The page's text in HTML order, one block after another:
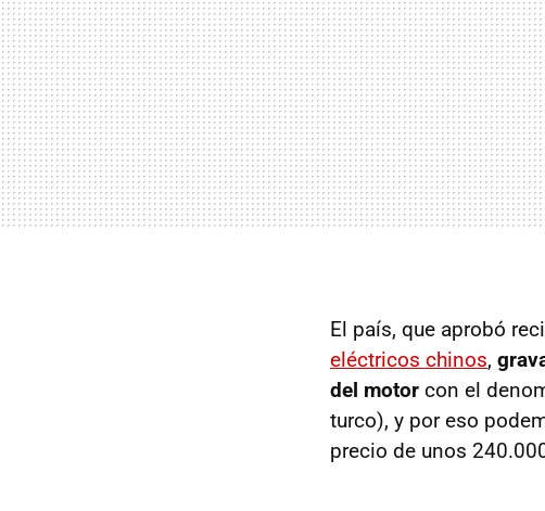
El país, que aprobó
eléctricos chinos,
del motor con el
turco), y por eso
precio de unos